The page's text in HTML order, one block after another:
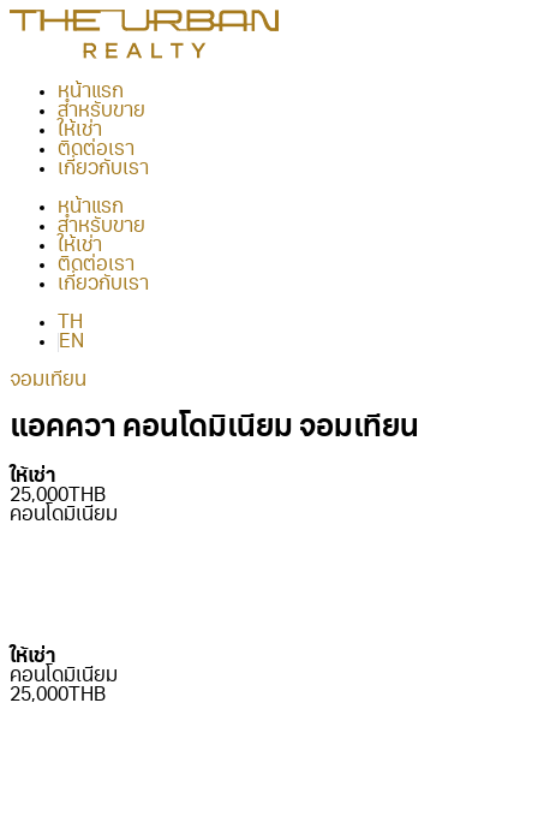
หน้าแรก
สำหรับขาย
ให้เช่า
ติดต่อเรา
เกี่ยวกับเรา
หน้าแรก
สำหรับขาย
ให้เช่า
ติดต่อเรา
เกี่ยวกับเรา
TH
EN
จอมเทียน
แอคควา คอนโดมิเนียม จอมเทียน
ให้เช่า
25,000THB
คอนโดมิเนียม
ให้เช่า
คอนโดมิเนียม
25,000THB